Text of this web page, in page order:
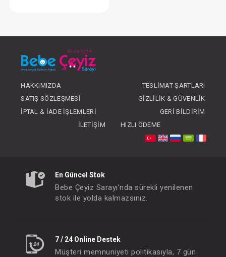
OLUNUZ
HAKKIMIZDA
TESLIMAT ŞARTLARI
SATIŞ SÖZLEŞMESI
GIZLILIK & GÜVENLIK
İPTAL & İADE İŞLEMLERI
GERI BILDIRIM
İLETIŞIM
HIZLI ÖDEME
En Güncel Stok
Bebe Çeyiz Sarayı'nda sürekli yenilenen
stok ile yolda kalmazsınız.
7 / 24 Online Destek
Müşteri memnuniyeti politikasıyla, 7 gün